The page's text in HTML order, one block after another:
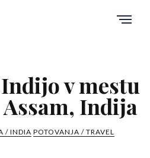
v mestu
Indija
/ INDIA POTOVANJA / TRAVEL